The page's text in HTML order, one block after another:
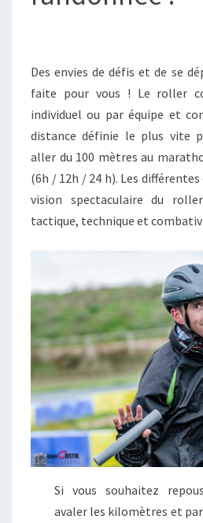
Des envies de défis et de se
faite pour vous ! Le roller
individuel ou par équipe et
distance définie le plus vite
aller du 100 mètres au
(6h / 12h / 24 h). Les
vision spectaculaire du
tactique, technique et
Si vous souhaitez
avaler les kilomètres et